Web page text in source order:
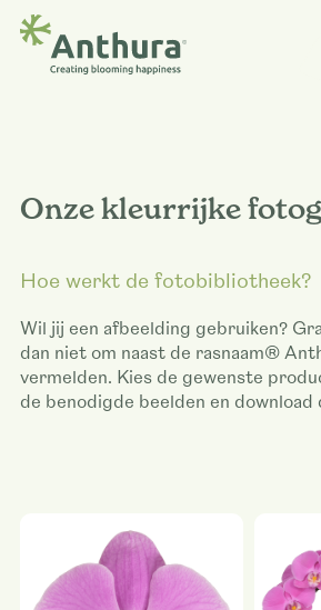
Onze kleurrijke
Hoe werkt de fotobibliotheek?
Wil jij een afbeelding gebruiken?
dan niet om naast de rasnaam®
vermelden. Kies de gewenste
de benodigde beelden en download